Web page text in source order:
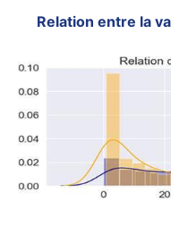
Relation entre la